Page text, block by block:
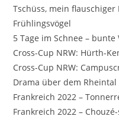
Tschüss, mein flauschiger
Frühlingsvögel
5 Tage im Schnee – bunte
Cross-Cup NRW: Hürth-
Cross-Cup NRW:
Drama über dem Rheintal
Frankreich 2022 –
Frankreich 2022 –